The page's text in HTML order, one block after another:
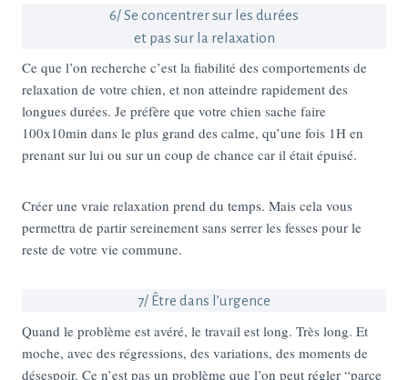
6/ Se concentrer sur les durées
et pas sur la relaxation
Ce que l’on recherche c’est la fiabilité des comportements de
relaxation de votre chien, et non atteindre rapidement des
longues durées. Je préfère que votre chien sache faire
100x10min dans le plus grand des calme, qu’une fois 1H en
prenant sur lui ou sur un coup de chance car il était épuisé.
Créer une vraie relaxation prend du temps. Mais cela vous
permettra de partir sereinement sans serrer les fesses pour le
reste de votre vie commune.
7/ Être dans l’urgence
Quand le problème est avéré, le travail est long. Très long. Et
moche, avec des régressions, des variations, des moments de
désespoir. Ce n’est pas un problème que l’on peut régler “parce